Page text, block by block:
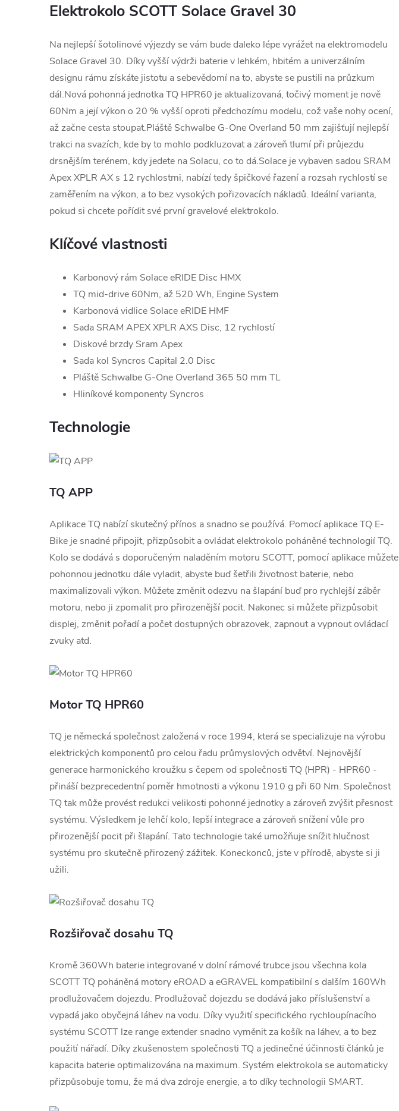
Elektrokolo SCOTT Solace Gravel 30
Na nejlepší šotolinové výjezdy se vám bude daleko lépe vyrážet na elektromodelu
Solace Gravel 30. Díky vyšší výdrži baterie v lehkém, hbitém a univerzálním
designu rámu získáte jistotu a sebevědomí na to, abyste se pustili na průzkum
dál.Nová pohonná jednotka TQ HPR60 je aktualizovaná, točivý moment je nově
60Nm a její výkon o 20 % vyšší oproti předchozímu modelu, což vaše nohy ocení,
až začne cesta stoupat.Pláště Schwalbe G-One Overland 50 mm zajišťují nejlepší
trakci na svazích, kde by to mohlo podkluzovat a zároveň tlumí při průjezdu
drsnějším terénem, kdy jedete na Solacu, co to dá.Solace je vybaven sadou SRAM
Apex XPLR AX s 12 rychlostmi, nabízí tedy špičkové řazení a rozsah rychlostí se
zaměřením na výkon, a to bez vysokých pořizovacích nákladů. Ideální varianta,
pokud si chcete pořídit své první gravelové elektrokolo.
Klíčové vlastnosti
Karbonový rám Solace eRIDE Disc HMX
TQ mid-drive 60Nm, až 520 Wh, Engine System
Karbonová vidlice Solace eRIDE HMF
Sada SRAM APEX XPLR AXS Disc, 12 rychlostí
Diskové brzdy Sram Apex
Sada kol Syncros Capital 2.0 Disc
Pláště Schwalbe G-One Overland 365 50 mm TL
Hliníkové komponenty Syncros
Technologie
TQ APP
Aplikace TQ nabízí skutečný přínos a snadno se používá. Pomocí aplikace TQ E-
Bike je snadné připojit, přizpůsobit a ovládat elektrokolo poháněné technologií TQ.
Kolo se dodává s doporučeným naladěním motoru SCOTT, pomocí aplikace můžete
pohonnou jednotku dále vyladit, abyste buď šetřili životnost baterie, nebo
maximalizovali výkon. Můžete změnit odezvu na šlapání buď pro rychlejší záběr
motoru, nebo ji zpomalit pro přirozenější pocit. Nakonec si můžete přizpůsobit
displej, změnit pořadí a počet dostupných obrazovek, zapnout a vypnout ovládací
zvuky atd.
Motor TQ HPR60
TQ je německá společnost založená v roce 1994, která se specializuje na výrobu
elektrických komponentů pro celou řadu průmyslových odvětví. Nejnovější
generace harmonického kroužku s čepem od společnosti TQ (HPR) - HPR60 -
přináší bezprecedentní poměr hmotnosti a výkonu 1910 g při 60 Nm. Společnost
TQ tak může provést redukci velikosti pohonné jednotky a zároveň zvýšit přesnost
systému. Výsledkem je lehčí kolo, lepší integrace a zároveň snížení vůle pro
přirozenější pocit při šlapání. Tato technologie také umožňuje snížit hlučnost
systému pro skutečně přirozený zážitek. Koneckonců, jste v přírodě, abyste si ji
užili.
Rozšiřovač dosahu TQ
Kromě 360Wh baterie integrované v dolní rámové trubce jsou všechna kola
SCOTT TQ poháněná motory eROAD a eGRAVEL kompatibilní s dalším 160Wh
prodlužovačem dojezdu. Prodlužovač dojezdu se dodává jako příslušenství a
vypadá jako obyčejná láhev na vodu. Díky využití specifického rychloupínacího
systému SCOTT lze range extender snadno vyměnit za košík na láhev, a to bez
použití nářadí. Díky zkušenostem společnosti TQ a jedinečné účinnosti článků je
kapacita baterie optimalizována na maximum. Systém elektrokola se automaticky
přizpůsobuje tomu, že má dva zdroje energie, a to díky technologii SMART.